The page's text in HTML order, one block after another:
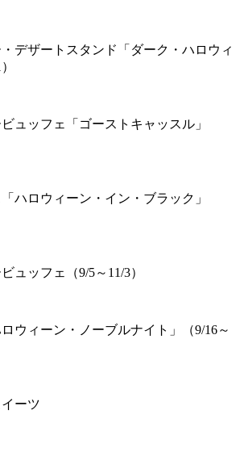
デザートスタンド「ダーク・ハロウィ
ュッフェ「ゴーストキャッスル」
ハロウィーン・イン・ブラック」
ュッフェ（9/5～11/3）
ウィーン・ノーブルナイト」（9/16～
ーツ